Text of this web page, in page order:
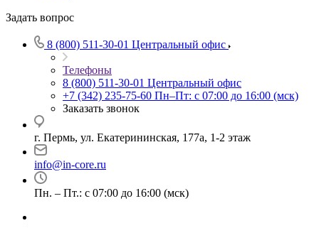
Задать вопрос
8 (800) 511-30-01 Центральный офис
Телефоны
8 (800) 511-30-01 Центральный офис
+7 (342) 235-75-60 Пн–Пт: с 07:00 до 16:00 (мск)
Заказать звонок
г. Пермь, ул. ​Екатерининская, 177а, ​1-2 этаж
info@in-core.ru
Пн. – Пт.: с 07:00 до 16:00 (мск)